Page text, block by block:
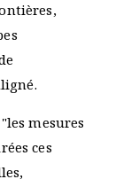
mesures
ces